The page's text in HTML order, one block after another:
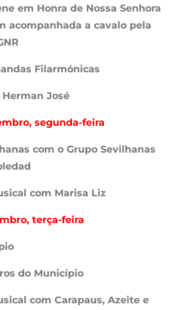
em Honra de Nossa Senhora
acompanhada a cavalo pela
Filarmónicas
José
segunda-feira
com o Grupo Sevilhanas
com Marisa Liz
terça-feira
do Município
com Carapaus, Azeite e